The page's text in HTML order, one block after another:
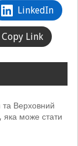
LinkedIn
Copy Link
та Верховний
яка може стати